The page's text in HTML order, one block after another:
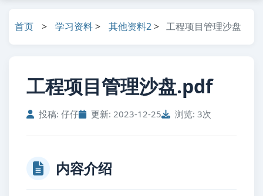
首页 > 学习资料> 其他资料2> 工程项目管理沙盘
工程项目管理沙盘.pdf
投稿: 仔仔 更新: 2023-12-25 浏览: 3次
内容介绍